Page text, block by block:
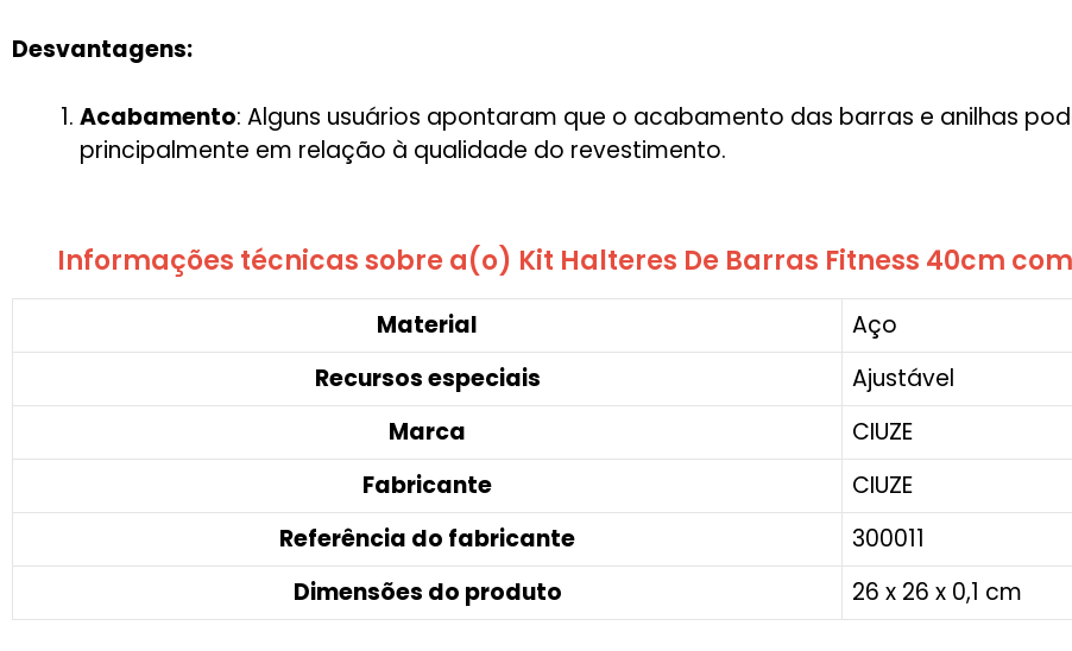
Desvantagens:
Acabamento: Alguns usuários apontaram que o acabamento das barras e anilhas
principalmente em relação à qualidade do revestimento.
Informações técnicas sobre a(o) Kit Halteres De Barras Fitness 40cm
Material
‎Aço
Recursos especiais
‎Ajustável
Marca
‎CIUZE
Fabricante
‎CIUZE
Referência do fabricante
‎300011
Dimensões do produto
‎26 x 26 x 0,1 cm